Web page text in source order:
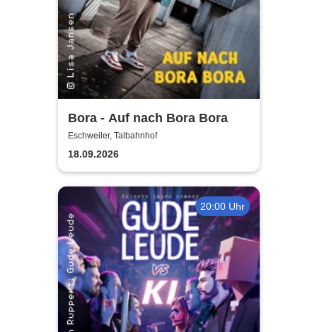
Bora - Auf nach Bora Bora
Eschweiler, Talbahnhof
18.09.2026
20:00 Uhr